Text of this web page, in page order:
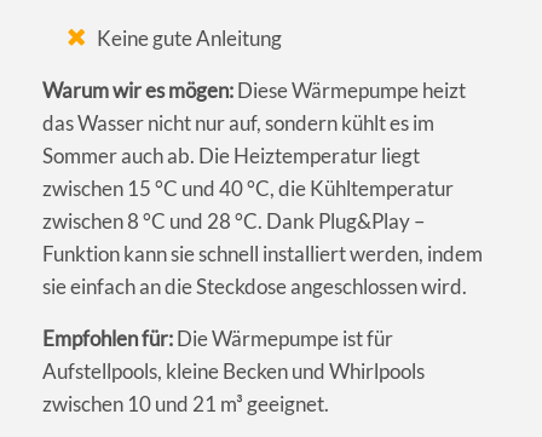
Keine gute Anleitung
Warum wir es mögen:Diese Wärmepumpe heizt
das Wasser nicht nur auf, sondern kühlt es im
Sommer auch ab. Die Heiztemperatur liegt
zwischen 15 °C und 40 °C, die Kühltemperatur
zwischen 8 °C und 28 °C. Dank Plug&Play –
Funktion kann sie schnell installiert werden, indem
sie einfach an die Steckdose angeschlossen wird.
Empfohlen für:Die Wärmepumpe ist für
Aufstellpools, kleine Becken und Whirlpools
zwischen 10 und 21 m³ geeignet.